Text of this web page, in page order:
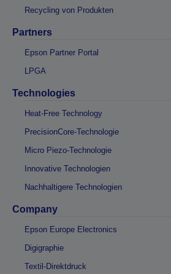
Recycling von Produkten
Partners
Epson Partner Portal
LPGA
Technologies
Heat-Free Technology
PrecisionCore-Technologie
Micro Piezo-Technologie
Innovative Technologien
Nachhaltigere Technologien
Company
Epson Europe Electronics
Digigraphie
Textil-Direktdruck